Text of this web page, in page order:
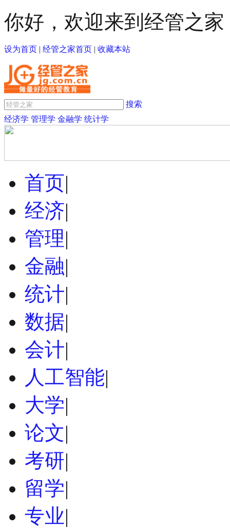
你好，欢迎来到经管之家
设为首页 | 经管之家首页 | 收藏本站
搜索
经济学 管理学 金融学 统计学
首页|
经济|
管理|
金融|
统计|
数据|
会计|
人工智能|
大学|
论文|
考研|
留学|
专业|